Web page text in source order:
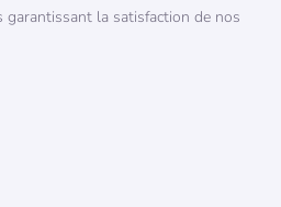
la satisfaction de nos